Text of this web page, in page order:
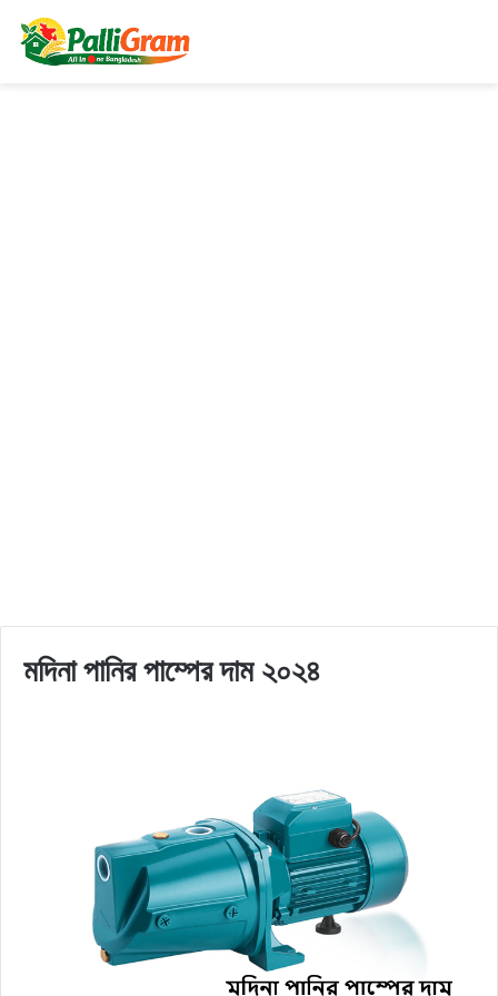
মদিনা পানির পাম্পের দাম ২০২৪